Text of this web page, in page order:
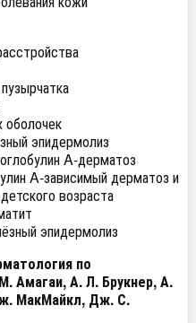
оболочек
эпидермолиз
A-дерматоз
A-зависимый дерматоз и
возраста
эпидермолиз
по
Амагаи, А. Л. Брукнер, А.
МакМайкл, Дж. С.